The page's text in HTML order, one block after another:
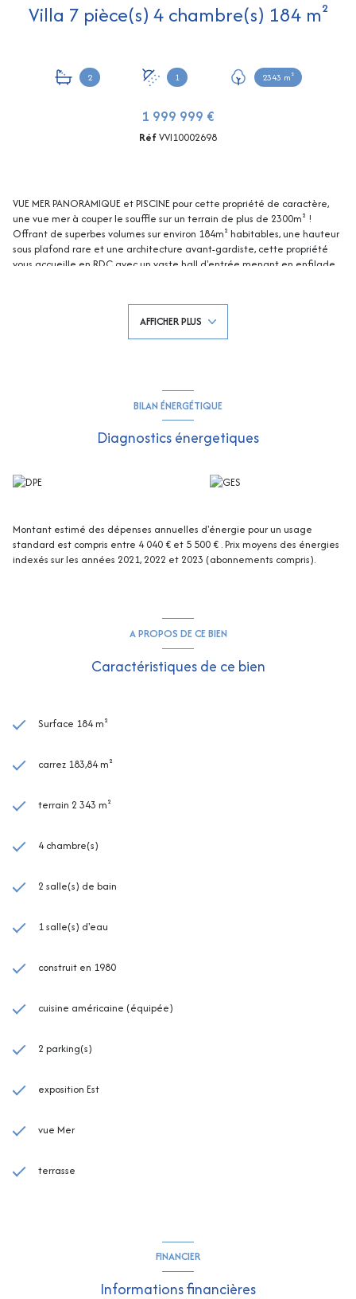
Villa 7 pièce(s) 4 chambre(s) 184 m²
2 1 2343 m²
1 999 999 €
RéfVVI10002698
VUE MER PANORAMIQUE et PISCINE pour cette propriété de caractère,
une vue mer à couper le souffle sur un terrain de plus de 2300m² !
Offrant de superbes volumes sur environ 184m² habitables, une hauteur
sous plafond rare et une architecture avant-gardiste, cette propriété
vous accueille en RDC avec un vaste hall d'entrée menant en enfilade
bain, tous faisant face à la Baie et au grand large !
Au premier étage, un dégagement en mezzanine, 2 chambres avec vue
mer, une troisième chambre sur cour, deux salles de bain.
Parkings et car-port. Travaux de rafraichissement à prévoir. Contactez
809868243(EI) RCS FREJUS - Les informations sur les risques auxquels ce
bien est exposé sont disponibles sur le site Géorisques :
AFFICHER PLUS
BILAN ÉNERGÉTIQUE
Diagnostics énergetiques
Montant estimé des dépenses annuelles d'énergie pour un usage
standard est compris entre 4 040 € et 5 500 € . Prix moyens des énergies
indexés sur les années 2021, 2022 et 2023 (abonnements compris).
A PROPOS DE CE BIEN
Caractéristiques de ce bien
Surface 184 m²
carrez 183,84 m²
terrain 2 343 m²
4 chambre(s)
2 salle(s) de bain
1 salle(s) d'eau
construit en 1980
cuisine américaine (équipée)
2 parking(s)
exposition Est
vue Mer
terrasse
FINANCIER
Informations financières